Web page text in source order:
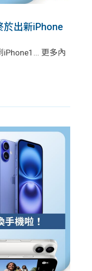
於出新iPhone
更多內